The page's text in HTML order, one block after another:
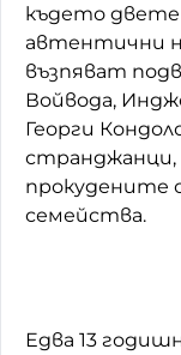
където двете
автентични
възпяват
Войвода,
Георги
прокудените
семейства.
Едва 13